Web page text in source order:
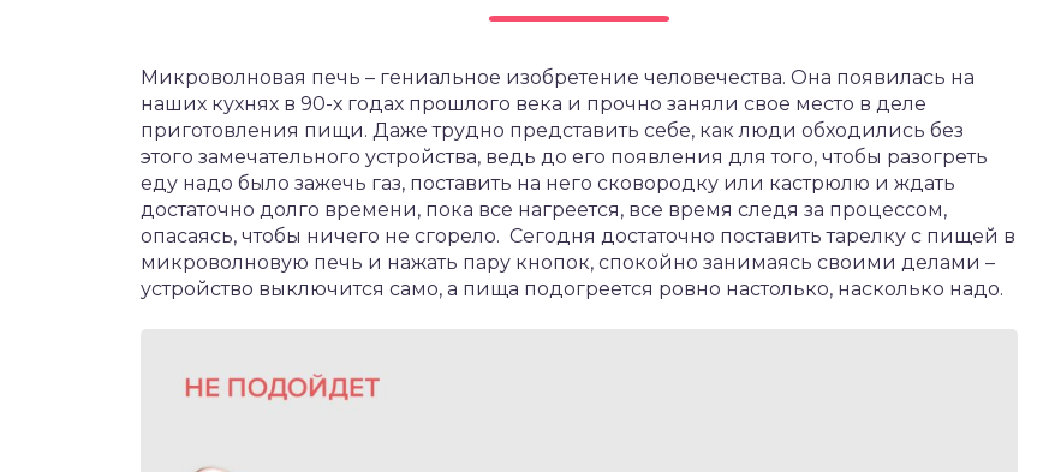
Микроволновая печь – гениальное изобретение человечества. Она появилась на
наших кухнях в 90-х годах прошлого века и прочно заняли свое место в деле
приготовления пищи. Даже трудно представить себе, как люди обходились без
этого замечательного устройства, ведь до его появления для того, чтобы разогреть
еду надо было зажечь газ, поставить на него сковородку или кастрюлю и ждать
достаточно долго времени, пока все нагреется, все время следя за процессом,
опасаясь, чтобы ничего не сгорело. Сегодня достаточно поставить тарелку с пищей в
микроволновую печь и нажать пару кнопок, спокойно занимаясь своими делами –
устройство выключится само, а пища подогреется ровно настолько, насколько надо.